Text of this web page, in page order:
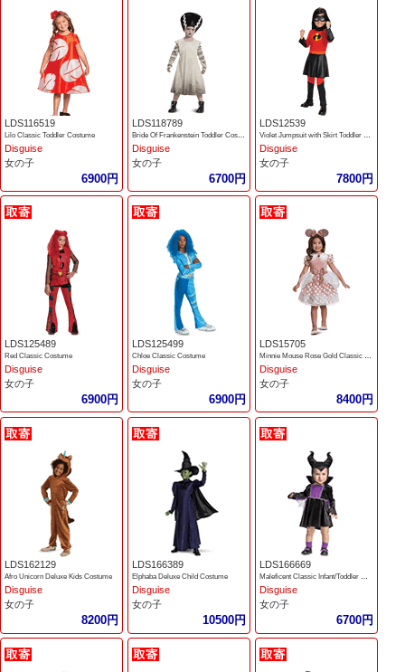
LDS116519
Lilo Classic Toddler Costume
Disguise
女の子
6900円
LDS118789
Disguise
女の子
6700円
LDS12539
Disguise
女の子
7800円
LDS125489
Red Classic Costume
Disguise
女の子
6900円
LDS125499
Chloe Classic Costume
Disguise
女の子
6900円
LDS15705
Minnie Mouse Rose Gold Classic Toddler Cosume
Disguise
女の子
8400円
LDS162129
Afro Unicorn Deluxe Kids Costume
Disguise
女の子
8200円
LDS166389
Elphaba Deluxe Child Costume
Disguise
女の子
10500円
LDS166669
Maleficent Classic Infant/Toddler Costume
Disguise
女の子
6700円